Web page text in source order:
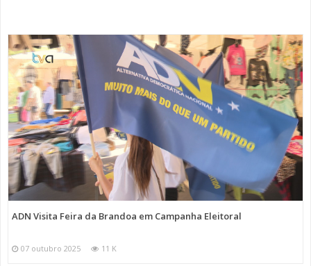
ADN Visita Feira da Brandoa em Campanha Eleitoral
07 outubro 2025 11 K